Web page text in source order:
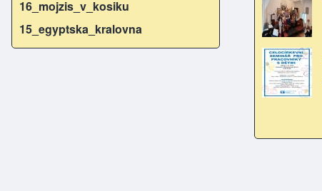
16_mojzis_v_kosiku
15_egyptska_kralovna